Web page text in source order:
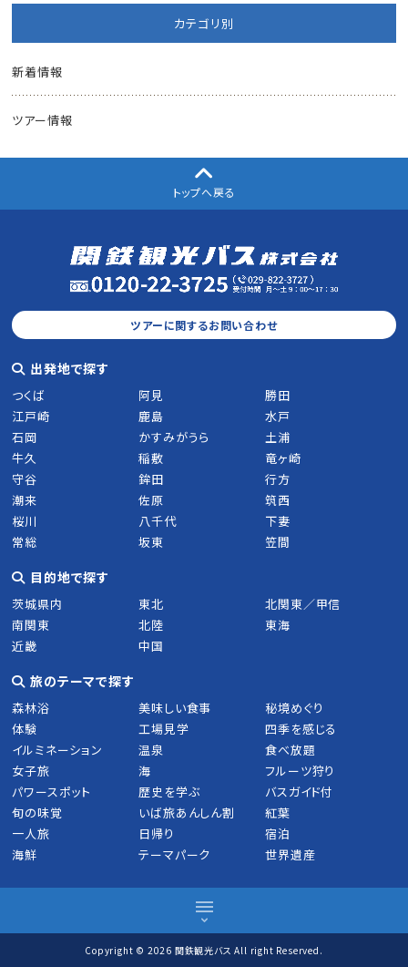
カテゴリ別
新着情報
ツアー情報
トップへ戻る
ツアーに関するお問い合わせ
出発地で探す
つくば 阿見
勝田
江戸崎
鹿島
水戸
石岡
かすみがうら
土浦
牛久
稲敷
竜ヶ崎
守谷
鉾田
行方
潮来
佐原
筑西
桜川
八千代
下妻
常総
坂東 笠間
目的地で探す
茨城県内 東北
北関東／甲信
南関東
北陸
東海
近畿
中国
旅のテーマで探す
森林浴 美味しい食事
秘境めぐり
体験
工場見学
四季を感じる
イルミネーション
温泉
食べ放題
女子旅
海
フルーツ狩り
パワースポット
歴史を学ぶ
バスガイド付
旬の味覚
いば旅あんしん割
紅葉
一人旅
日帰り
宿泊
海鮮
テーマパーク 世界遺産
MENU
ツアーを探すCopyright © 2026 関鉄観光バス All right Reserved.